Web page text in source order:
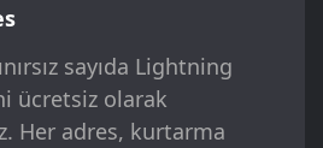
sayıda Lightning
ücretsiz olarak
Her adres, kurtarma